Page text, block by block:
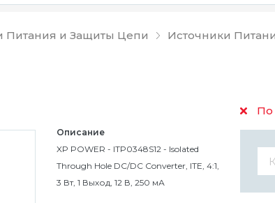
Питания и Защиты Цепи Источники
По
Описание
XP POWER - ITP0348S12 - Isolated
Through Hole DC/DC Converter, ITE, 4:1,
3 Вт, 1 Выход, 12 В, 250 мА